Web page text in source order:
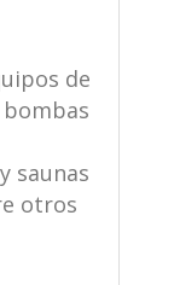
de
saunas
otros